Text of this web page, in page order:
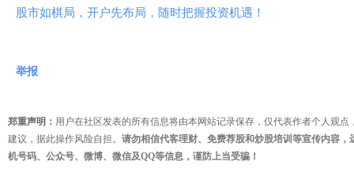
股市如棋局，开户先布局，随时把握投资机遇！
举报
郑重声明： 用户在社区发表的所有信息将由本网站记录保存，仅代表作者个人观
建议，据此操作风险自担。 请勿相信代客理财、免费荐股和炒股培训等宣传内容
机号码、公众号、微博、微信及QQ等信息，谨防上当受骗！